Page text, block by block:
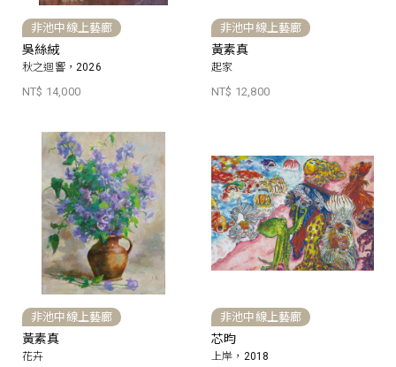
非池中線上藝廊
吳絲絨
秋之迴響，2026
NT$ 14,000
非池中線上藝廊
黃素真
起家
NT$ 12,800
非池中線上藝廊
黃素真
花卉
非池中線上藝廊
芯昀
上岸，2018